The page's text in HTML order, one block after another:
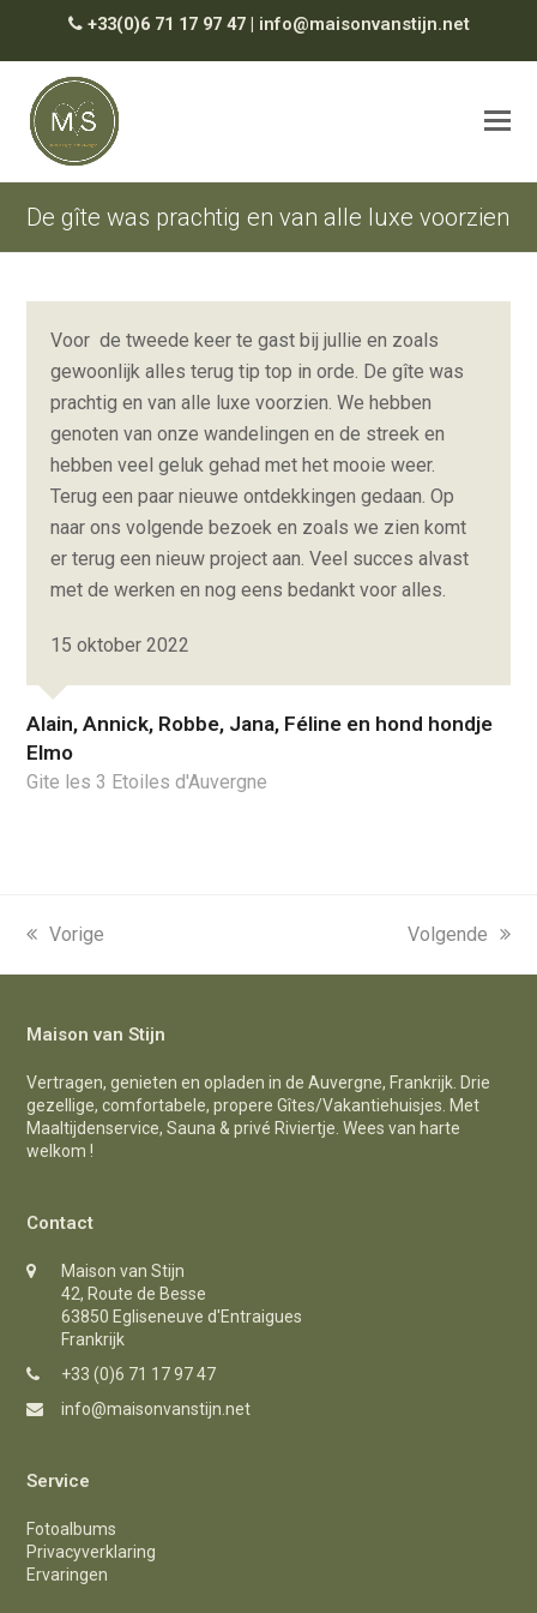
+33(0)6 71 17 97 47| info@maisonvanstijn.net
De gîte was prachtig en van alle luxe voorzien
Voor de tweede keer te gast bij jullie en zoals
gewoonlijk alles terug tip top in orde. De gîte was
prachtig en van alle luxe voorzien. We hebben
genoten van onze wandelingen en de streek en
hebben veel geluk gehad met het mooie weer.
Terug een paar nieuwe ontdekkingen gedaan. Op
naar ons volgende bezoek en zoals we zien komt
er terug een nieuw project aan. Veel succes alvast
met de werken en nog eens bedankt voor alles.
15 oktober 2022
Alain, Annick, Robbe, Jana, Féline en hond hondje
Elmo
Gite les 3 Etoiles d'Auvergne
previous
Vorige
next
Volgende
Maison van Stijn
Vertragen, genieten en opladen in de Auvergne, Frankrijk. Drie
gezellige, comfortabele, propere Gîtes/Vakantiehuisjes. Met
Maaltijdenservice, Sauna & privé Riviertje. Wees van harte
welkom !
Contact
Maison van Stijn
42, Route de Besse
63850 Egliseneuve d'Entraigues
Frankrijk
+33 (0)6 71 17 97 47
info@maisonvanstijn.net
Service
Fotoalbums
Privacyverklaring
Ervaringen